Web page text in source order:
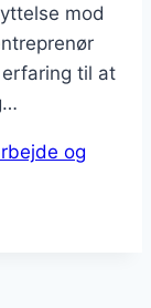
mod
til at
og